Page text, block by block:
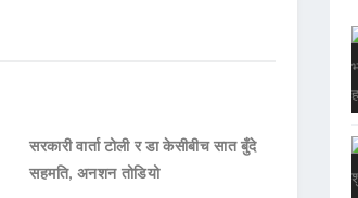
सरकारी वार्ता टोली र डा केसीबीच सात बुँदे
सहमति, अनशन तोडियो